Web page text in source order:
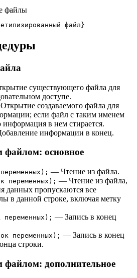
файлы
файл}
существующего файла для
доступе.
создаваемого файла для
если файл с таким именем
информация в нем стирается.
информации в конец.
файлом: основное
— Чтение из файла.
переменных); — Чтение из файла,
данных пропускаются все
в данной строке, включая метку
— Запись в конец
переменных); — Запись в конец
строки.
файлом: дополнительное